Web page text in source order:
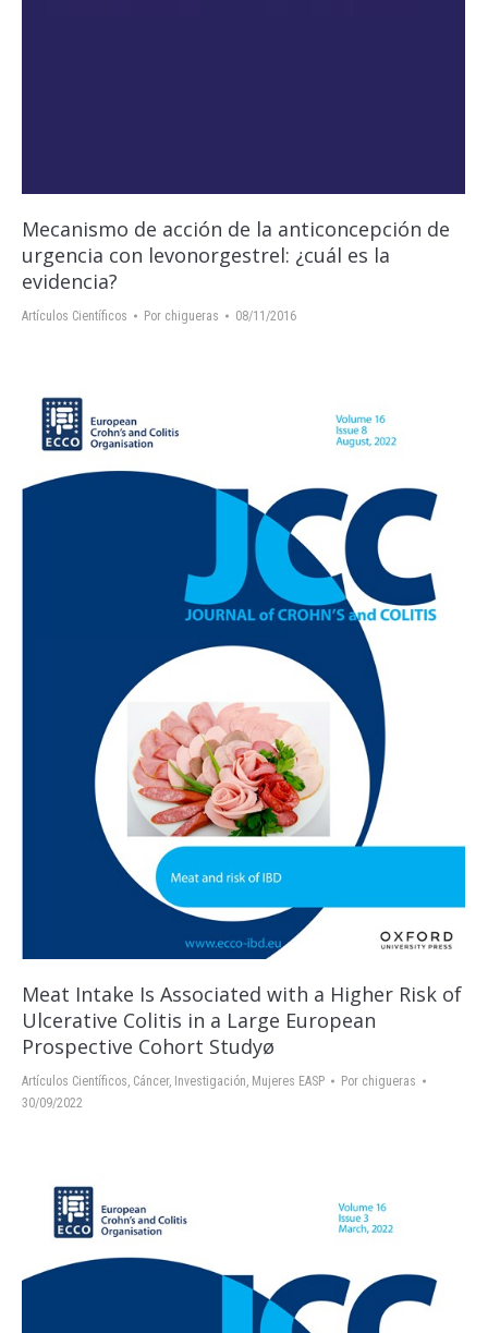
Mecanismo de acción de la anticoncepción de
urgencia con levonorgestrel: ¿cuál es la
evidencia?
Artículos Científicos Por chigueras 08/11/2016
Meat Intake Is Associated with a Higher Risk of
Ulcerative Colitis in a Large European
Prospective Cohort Studyø
Artículos Científicos Cáncer, Investigación Mujeres EASP Por chigueras
30/09/2022